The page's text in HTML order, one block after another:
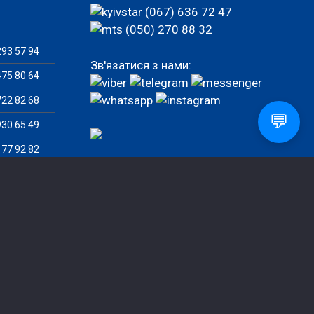
57 94
80 64
82 68
65 49
92 82
(067) 636 72 47
(050) 270 88 32
Зв'язатися з нами:
💬